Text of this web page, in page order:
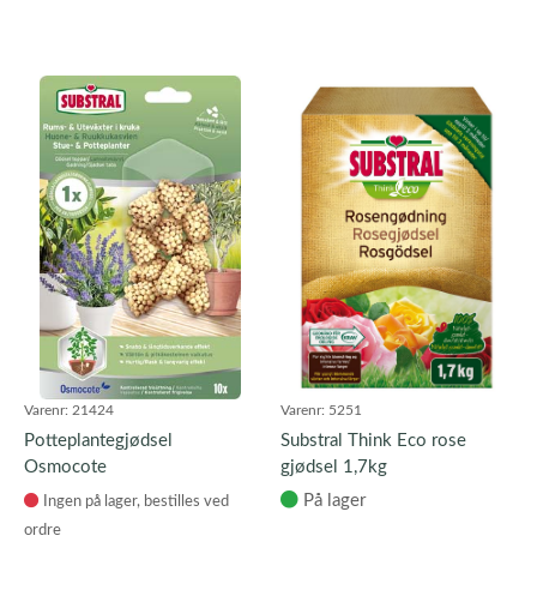
Varenr: 21424
Potteplantegjødsel
Osmocote
Varenr: 5251
Substral Think Eco rose
gjødsel 1,7kg
På lager